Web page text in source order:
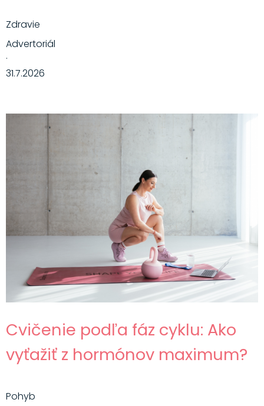
Zdravie
Advertoriál
·
31.7.2026
Cvičenie podľa fáz cyklu: Ako
vyťažiť z hormónov maximum?
Pohyb